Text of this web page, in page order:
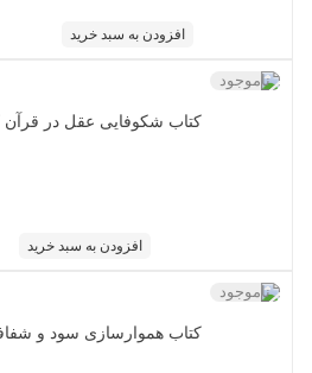
افزودن به سبد خرید
کتاب شکوفایی عقل در قرآن
ناموجود
افزودن به سبد خرید
کتاب هموارسازی سود و
ناموجود